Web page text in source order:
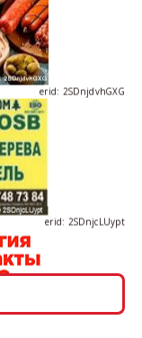
erid: 2SDnjdvhGXG